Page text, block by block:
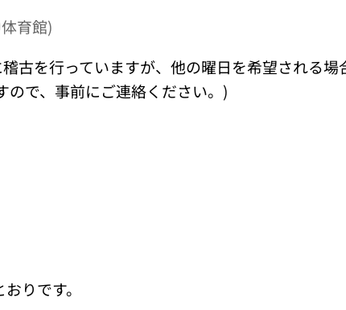
育館)
古を行っていますが、他の曜日を希望される場
ので、事前にご連絡ください。)
りです。